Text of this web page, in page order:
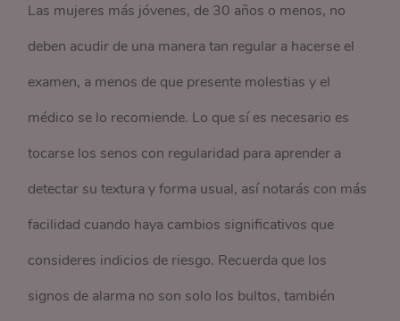
Las mujeres más jóvenes, de 30 años o menos, no
deben acudir de una manera tan regular a hacerse el
examen, a menos de que presente molestias y el
médico se lo recomiende. Lo que sí es necesario es
tocarse los senos con regularidad para aprender a
detectar su textura y forma usual, así notarás con más
facilidad cuando haya cambios significativos que
consideres indicios de riesgo. Recuerda que los
signos de alarma no son solo los bultos, también